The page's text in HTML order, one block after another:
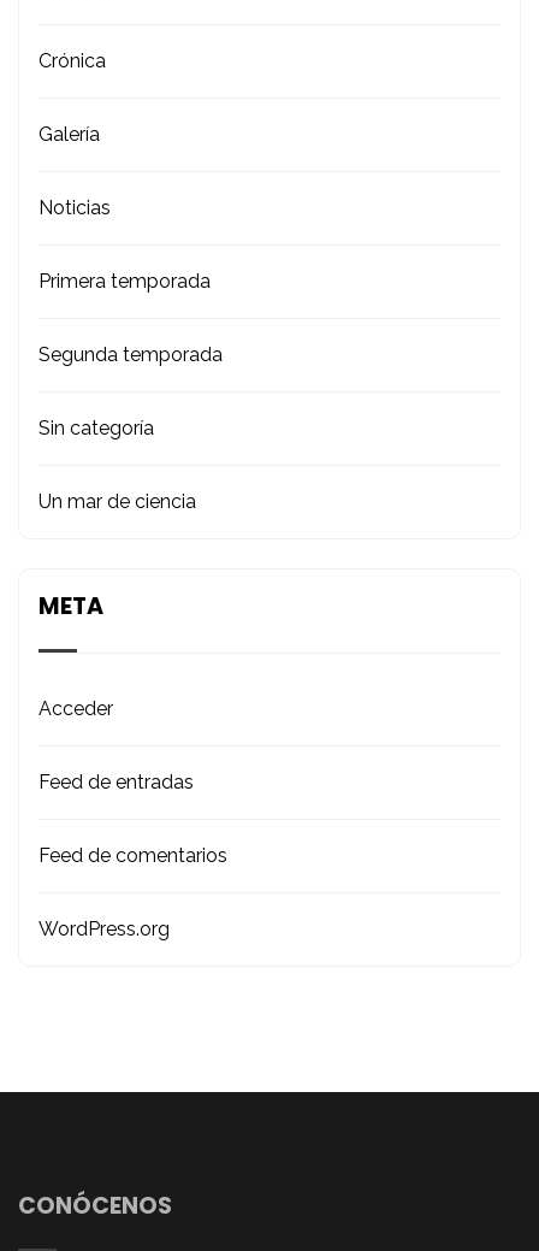
Crónica
Galería
Noticias
Primera temporada
Segunda temporada
Sin categoría
Un mar de ciencia
META
Acceder
Feed de entradas
Feed de comentarios
WordPress.org
CONÓCENOS